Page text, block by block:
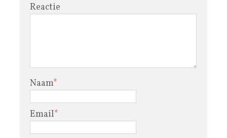
Reactie
Naam*
Email*